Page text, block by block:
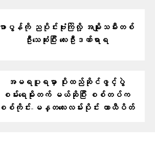
ဖာပွန်ကို ညပိုင်းဗုံးကြဲလို့ အမျိုးသမီးတစ်
ဦးသေဆုံးပြီး လေးဦးဒဏ်ရာရ
အမရပူရမှာ ပိုးထည်ဆိုင်ဖွင့်ပွဲ
စမ်းရေမိုးတက် မယ်ဆိုပြီး စစ်တပ်က
စစ်ကိုင်း-မန္တလေးလမ်းပိုင်း ယာယီပိတ်